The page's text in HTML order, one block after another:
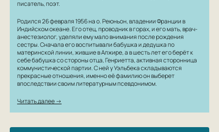
писатель, поэт.
Родился 26 февраля 1956 на о. Реюньон, владении Франции в
Индийском океане. Его отец, проводник в горах, и его мать, врач-
анестезиолог, уделяли ему мало внимания после рождения
сестры. Сначала его воспитывали бабушка и дедушка по
материнской линии, жившие в Алжире, а в шесть лет его берёт к
себе бабушка со стороны отца, Генриетта, активная сторонница
коммунистической партии. С ней у Уэльбека складываются
прекрасные отношения, именно её фамилию он выберет
впоследствии своим литературным псевдонимом.
Читать далее →